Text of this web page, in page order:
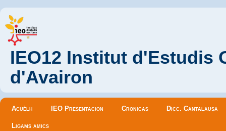
IEO12 Institut d'Estudis
d'Avairon
Menu principal
Acuèlh IEO Presentacion Cronicas Dicc. Cantalausa
Ligams amics